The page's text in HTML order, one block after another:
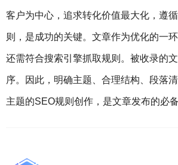
客户为中心，追求转化价值最大化，遵
则，是成功的关键。文章作为优化的一
还需符合搜索引擎抓取规则。被收录的
序。因此，明确主题、合理结构、段落
主题的SEO规则创作，是文章发布的必备